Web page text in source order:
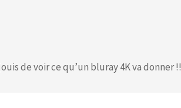
de voir ce qu’un bluray 4K va donner !!